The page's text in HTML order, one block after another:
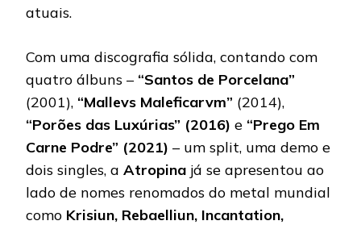
atuais.
Com uma discografia sólida, contando com
quatro álbuns – “Santos de Porcelana”
(2001), “Mallevs Maleficarvm” (2014),
“Porões das Luxúrias” (2016) e “Prego Em
Carne Podre” (2021) – um split, uma demo e
dois singles, a Atropina já se apresentou ao
lado de nomes renomados do metal mundial
como Krisiun, Rebaelliun, Incantation,